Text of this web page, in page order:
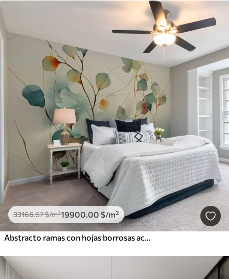
33166.67$/m²19900.00 $/m²
Abstracto ramas con hojas borrosas acuarela húmeda